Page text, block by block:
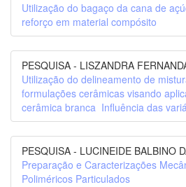
Utilização do bagaço da cana de
reforço em material compósito
PESQUISA - LISZANDRA
Utilização do delineamento de
formulações cerâmicas visando
cerâmica branca  Influência das
PESQUISA - LUCINEIDE BALBINO
Preparação e Caracterizações
Poliméricos Particulados